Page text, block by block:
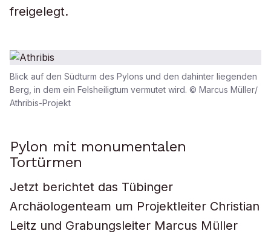
freigelegt.
Blick auf den Südturm des Pylons und den dahinter liegenden
Berg, in dem ein Felsheiligtum vermutet wird. © Marcus Müller/
Athribis-Projekt
Pylon mit monumentalen
Tortürmen
Jetzt berichtet das Tübinger
Archäologenteam um Projektleiter Christian
Leitz und Grabungsleiter Marcus Müller